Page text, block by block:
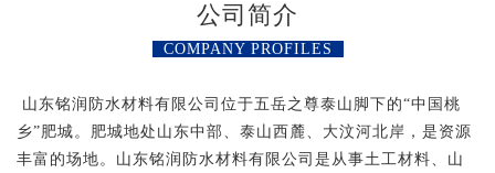
公司简介
COMPANY PROFILES
山东铭润防水材料有限公司位于五岳之尊泰山脚下的“中国桃
乡”肥城。肥城地处山东中部、泰山西麓、大汶河北岸，是资源
丰富的场地。山东铭润防水材料有限公司是从事土工材料、山